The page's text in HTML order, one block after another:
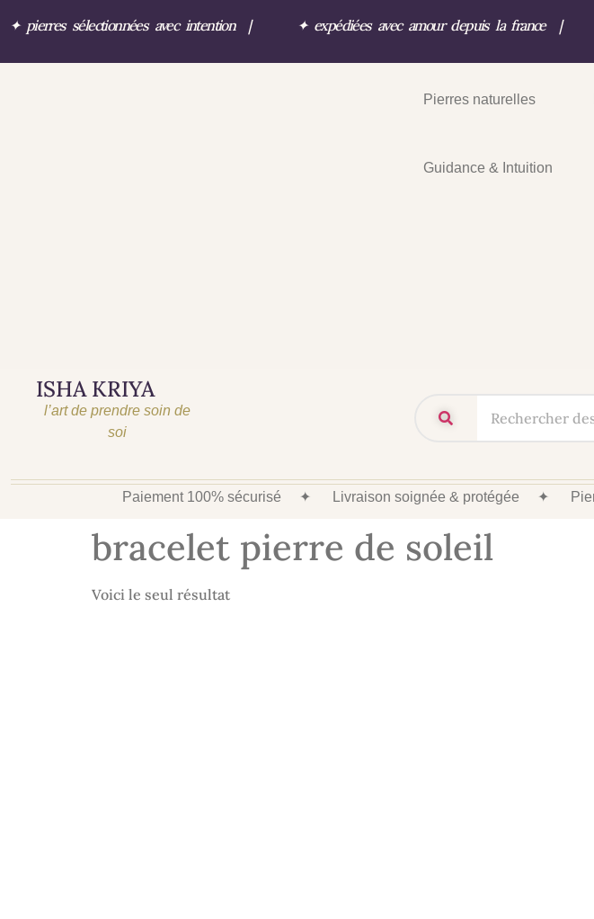
✦ pierres sélectionnées avec intention | ✦ expédiées avec amour depuis la france
Pierres naturelles
Guidance & Intuition
ISHA KRIYA
l’art de prendre soin de
soi
Paiement 100% sécurisé ✦ Livraison soignée & protégée ✦
bracelet pierre de soleil
Voici le seul résultat